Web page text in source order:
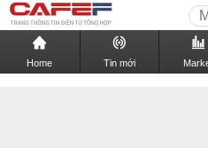
Home Tin mới